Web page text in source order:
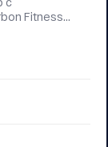
Fitness